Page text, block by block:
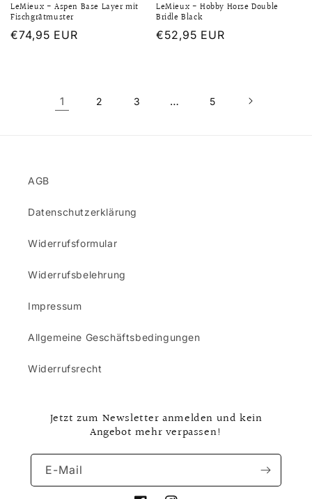
LeMieux - Aspen Base Layer mit
Fischgrätmuster
Normaler
€74,95 EUR
LeMieux - Hobby Horse Double
Bridle Black
Normaler
€52,95 EUR
1 2 3 … 5
AGB
Datenschutzerklärung
Widerrufsformular
Widerrufsbelehrung
Impressum
Allgemeine Geschäftsbedingungen
Widerrufsrecht
Jetzt zum Newsletter anmelden und kein
Angebot mehr verpassen!
E-Mail